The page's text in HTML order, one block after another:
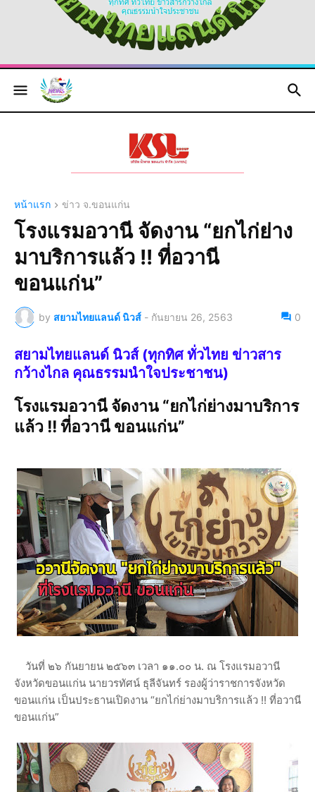
หน้าแรก ข่าว จ.ขอนแก่น
โรงแรมอวานี จัดงาน “ยกไก่ย่าง
มาบริการแล้ว !! ที่อวานี
ขอนแก่น”
by สยามไทยแลนด์ นิวส์ - กันยายน 26, 2563 0
สยามไทยแลนด์ นิวส์ (ทุกทิศ ทั่วไทย ข่าวสาร
กว้างไกล คุณธรรมนำใจประชาชน)
โรงแรมอวานี จัดงาน “ยกไก่ย่างมาบริการ
แล้ว !! ที่อวานี ขอนแก่น”
วันที่ ๒๖ กันยายน ๒๕๖๓ เวลา ๑๑.๐๐ น. ณ โรงแรมอวานี
จังหวัดขอนแก่น นายวรทัศน์ ธุลีจันทร์ รองผู้ว่าราชการจังหวัด
ขอนแก่น เป็นประธานเปิดงาน “ยกไก่ย่างมาบริการแล้ว !! ที่อวานี
ขอนแก่น”